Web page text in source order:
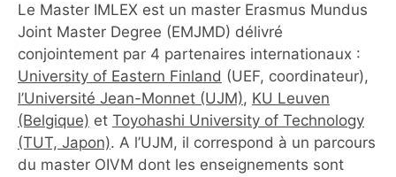
Le Master IMLEX est un master Erasmus Mundus
Joint Master Degree (EMJMD) délivré
conjointement par 4 partenaires internationaux :
University of Eastern Finland (UEF, coordinateur),
l’Université Jean-Monnet (UJM), KU Leuven
(Belgique) et Toyohashi University of Technology
(TUT, Japon). A l’UJM, il correspond à un parcours
du master OIVM dont les enseignements sont